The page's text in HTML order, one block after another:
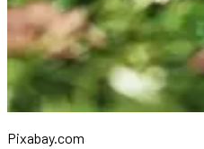
Pixabay.com